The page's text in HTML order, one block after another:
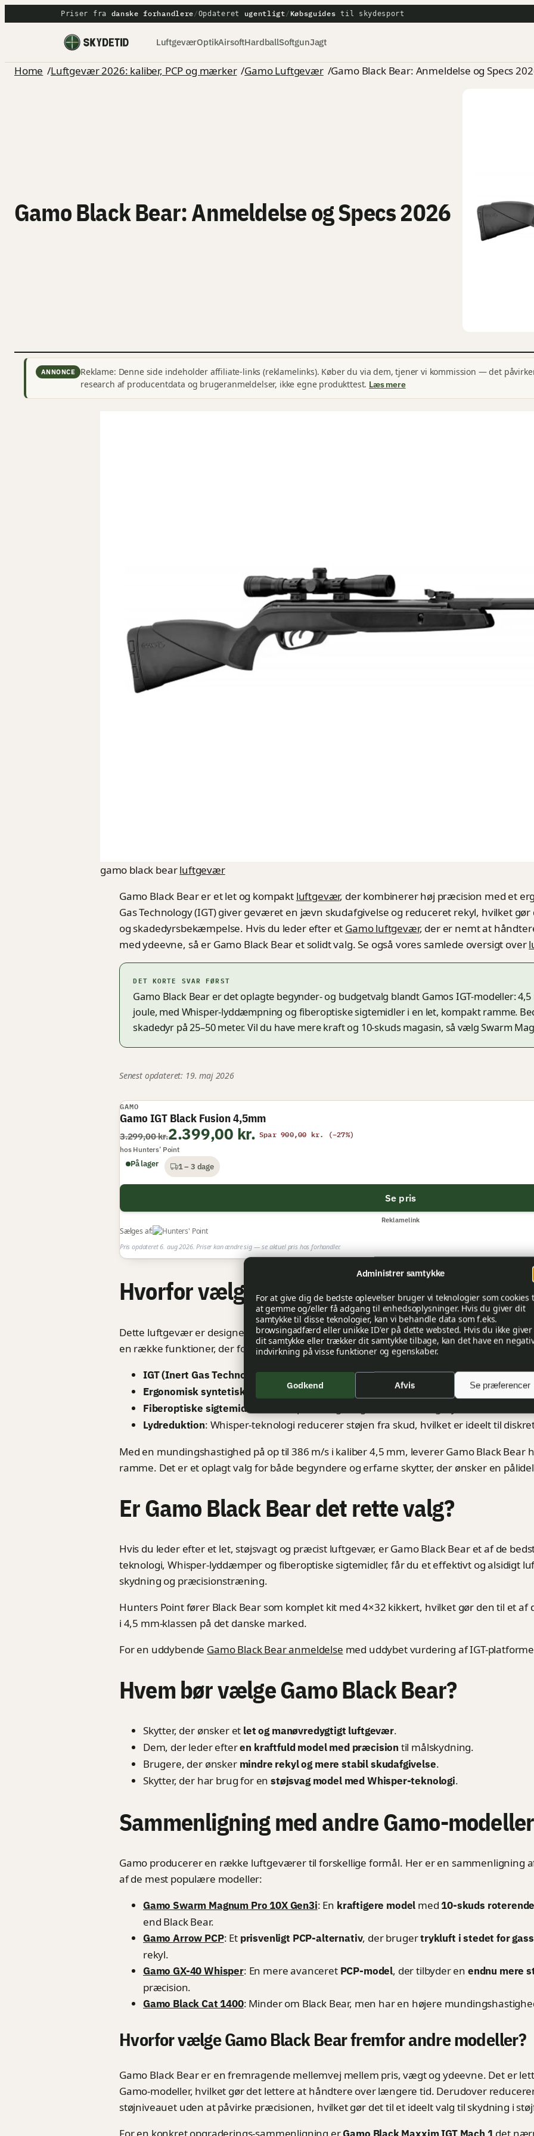
Administrer samtykke
For at give dig de bedste oplevelser bruger vi teknologier som cookies
at gemme og/eller få adgang til enhedsoplysninger. Hvis du giver dit
samtykke til disse teknologier, kan vi behandle data som f.eks.
browsingadfærd eller unikke ID'er på dette websted. Hvis du ikke giver
dit samtykke eller trækker dit samtykke tilbage, kan det have en
indvirkning på visse funktioner og egenskaber.
Godkend Afvis Se præferencer
Priser fra danske forhandlere/Opdateret ugentligt/ Købsguides til skydesport
LuftgeværOptikAirsoftHardballSoftgunJagt
Home /Luftgevær 2026: kaliber, PCP og mærker /Gamo Luftgevær /Gamo Black Bear: Anmeldelse og Specs
Gamo Black Bear: Anmeldelse og Specs 2026
ANNONCE
Reklame: Denne side indeholder affiliate-links (reklamelinks). Køber du via dem, tjener vi kommission — det
research af producentdata og brugeranmeldelser, ikke egne produkttest. Læs mere
gamo black bearluftgevær
Gamo Black Bear er et let og kompakt luftgevær, der kombinerer høj præcision med et
Gas Technology (IGT) giver geværet en jævn skudafgivelse og reduceret rekyl, hvilket
og skadedyrsbekæmpelse. Hvis du leder efter et Gamo luftgevær, der er nemt at
med ydeevne, så er Gamo Black Bear et solidt valg. Se også vores samlede oversigt over
DET KORTE SVAR FØRST
Gamo Black Bear er det oplagte begynder- og budgetvalg blandt Gamos IGT-modeller:
joule, med Whisper-lyddæmpning og fiberoptiske sigtemidler i en let, kompakt ramme.
skadedyr på 25–50 meter. Vil du have mere kraft og 10-skuds magasin, så vælg Swarm
Senest opdateret: 19. maj 2026
TILBUD
GAMO
Gamo IGT Black Fusion 4,5mm
3.299,00 kr.2.399,00 kr. Spar 900,00 kr. (−27%)
hos Hunters’ Point
På lager 1 – 3 dage
Se pris
Reklamelink
Sælges af:
Pris opdateret 6. aug 2026. Priser kan ændre sig — se aktuel pris hos forhandler.
Hvorfor vælge Gamo Black Bear?
Dette luftgevær er designet til skytter, der ønsker en let og kraftfuld model med høj
en række funktioner, der forbedrer skydningsoplevelsen:
IGT (Inert Gas Technology): Erstattet fjeder med en gasstempel for mere jævn og
Ergonomisk syntetisk skæfte : Let og holdbart design, der giver en behagelig
Fiberoptiske sigtemidler
Lydreduktion: Whisper-teknologi reducerer støjen fra skud, hvilket er ideelt til
Med en mundingshastighed på op til 386 m/s i kaliber 4,5 mm, leverer Gamo Black Bear
ramme. Det er et oplagt valg for både begyndere og erfarne skytter, der ønsker en
Er Gamo Black Bear det rette valg?
Hvis du leder efter et let, støjsvagt og præcist luftgevær, er Gamo Black Bear et af de
teknologi, Whisper-lyddæmper og fiberoptiske sigtemidler, får du et effektivt og alsidigt
skydning og præcisionstræning.
Hunters Point fører Black Bear som komplet kit med 4×32 kikkert, hvilket gør den til et
i 4,5 mm-klassen på det danske marked.
For en uddybende Gamo Black Bear anmeldelse med uddybet vurdering af IGT-
Hvem bør vælge Gamo Black Bear?
Skytter, der ønsker et let og manøvredygtigt luftgevær.
Dem, der leder efteren kraftfuld model med præcision til målskydning.
Brugere, der ønsker mindre rekyl og mere stabil skudafgivelse.
Skytter, der har brug for enstøjsvag model med Whisper-teknologi.
Sammenligning med andre Gamo-modeller
Gamo producerer en række luftgeværer til forskellige formål. Her er en sammenligning
af de mest populære modeller:
Gamo Swarm Magnum Pro 10X Gen3i: En kraftigere model med10-skuds
end Black Bear.
Gamo Arrow PCP: Et prisvenligt PCP-alternativ, der brugertrykluft i stedet for
rekyl.
Gamo GX-40 Whisper: En mere avanceret PCP-model, der tilbyder en endnu mere
præcision.
Gamo Black Cat 1400: Minder om Black Bear, men har en højere
Hvorfor vælge Gamo Black Bear fremfor andre modeller?
Gamo Black Bear er en fremragende mellemvej mellem pris, vægt og ydeevne. Det er
Gamo-modeller, hvilket gør det lettere at håndtere over længere tid. Derudover
støjniveauet uden at påvirke præcisionen, hvilket gør det til et ideelt valg til skydning i
For en konkret opgraderings-sammenligning er
det